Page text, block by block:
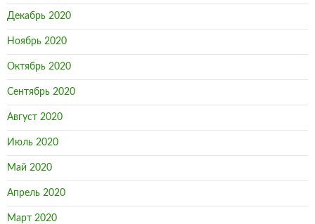
Декабрь 2020
Ноябрь 2020
Октябрь 2020
Сентябрь 2020
Август 2020
Июль 2020
Май 2020
Апрель 2020
Март 2020